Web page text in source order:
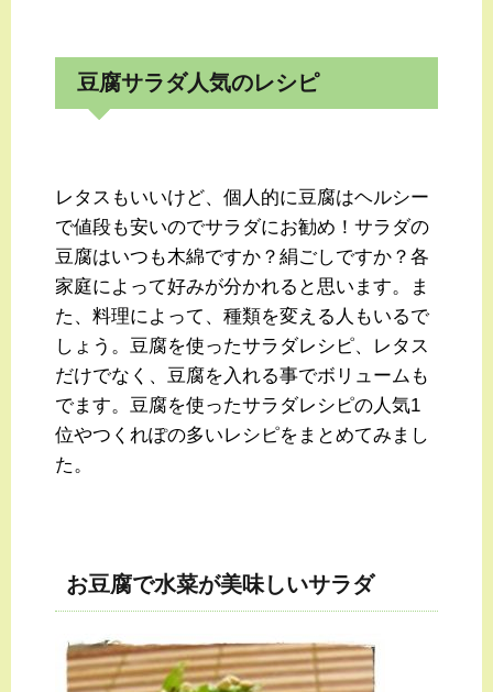
豆腐サラダ人気のレシピ
レタスもいいけど、個人的に豆腐はヘルシー
で値段も安いのでサラダにお勧め！サラダの
豆腐はいつも木綿ですか？絹ごしですか？各
家庭によって好みが分かれると思います。ま
た、料理によって、種類を変える人もいるで
しょう。豆腐を使ったサラダレシピ、レタス
だけでなく、豆腐を入れる事でボリュームも
でます。豆腐を使ったサラダレシピの人気1
位やつくれぽの多いレシピをまとめてみまし
た。
お豆腐で水菜が美味しいサラダ